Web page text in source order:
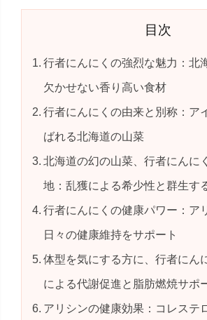
目次
行者にんにくの強烈な魅力：北
欠かせない香り高い食材
行者にんにくの由来と別称：ア
ばれる北海道の山菜
北海道の幻の山菜、行者にんに
地：乱獲による希少性と群生す
行者にんにくの健康パワー：ア
日々の健康維持をサポート
体型を気にする方に、行者にん
による代謝促進と脂肪燃焼サポ
アリシンの健康効果：コレステ